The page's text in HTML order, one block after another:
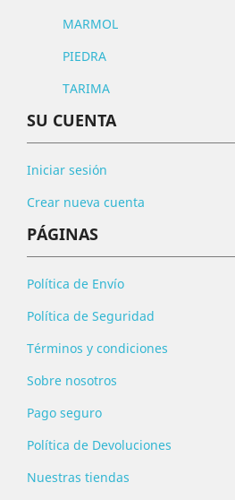
MARMOL
PIEDRA
TARIMA
SU CUENTA
Iniciar sesión
Crear nueva cuenta
PÁGINAS
Política de Envío
Política de Seguridad
Términos y condiciones
Sobre nosotros
Pago seguro
Política de Devoluciones
Nuestras tiendas